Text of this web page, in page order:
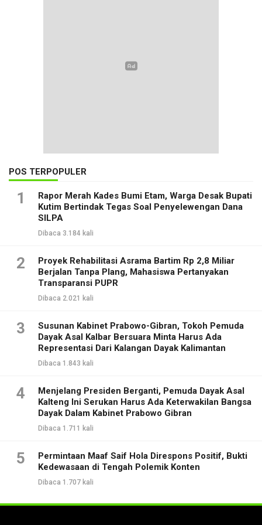
POS TERPOPULER
1
Rapor Merah Kades Bumi Etam, Warga Desak Bupati
Kutim Bertindak Tegas Soal Penyelewengan Dana
SILPA
Dibaca 3.184 kali
2
Proyek Rehabilitasi Asrama Bartim Rp 2,8 Miliar
Berjalan Tanpa Plang, Mahasiswa Pertanyakan
Transparansi PUPR
Dibaca 2.021 kali
3
Susunan Kabinet Prabowo-Gibran, Tokoh Pemuda
Dayak Asal Kalbar Bersuara Minta Harus Ada
Representasi Dari Kalangan Dayak Kalimantan
Dibaca 1.843 kali
4
Menjelang Presiden Berganti, Pemuda Dayak Asal
Kalteng Ini Serukan Harus Ada Keterwakilan Bangsa
Dayak Dalam Kabinet Prabowo Gibran
Dibaca 1.711 kali
5
Permintaan Maaf Saif Hola Direspons Positif, Bukti
Kedewasaan di Tengah Polemik Konten
Dibaca 1.707 kali